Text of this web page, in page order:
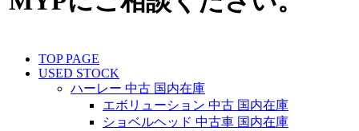
TOP PAGE
USED STOCK
ハーレー 中古 国内在庫
エボリューション 中古 国内在庫
ショベルヘッド 中古車 国内在庫